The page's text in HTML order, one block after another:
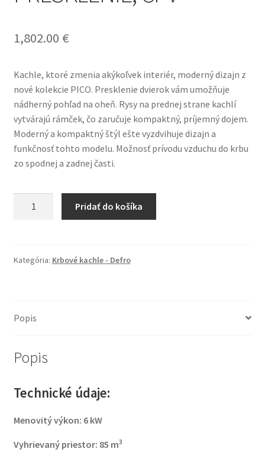
1,802.00 €
Kachle, ktoré zmenia akýkoľvek interiér, moderný dizajn z
nové kolekcie PICO. Presklenie dvierok vám umožňuje
nádherný pohľad na oheň. Rysy na prednej strane kachlí
vytvárajú rámček, čo zaručuje kompaktný, príjemný dojem.
Moderný a kompaktný štýl ešte vyzdvihuje dizajn a
funkčnosť tohto modelu. Možnosť prívodu vzduchu do krbu
zo spodnej a zadnej časti.
OCEĽ
ČIERNE,
CPV
Pridať do košíka
Kategória: Krbové kachle - Defro
Popis
Popis
Technické údaje:
Menovitý výkon: 6 kW
Vyhrievaný priestor: 85 m3